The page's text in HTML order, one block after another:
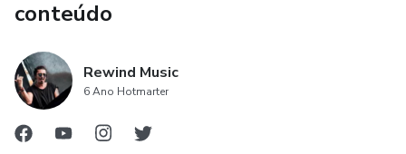
conteúdo
Rewind Music
6 Ano Hotmarter